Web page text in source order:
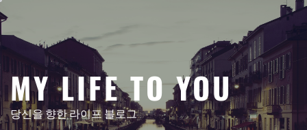
텐
건
뛰
기
MY LIFE TO YOU
당신을 향한 라이프 블로그